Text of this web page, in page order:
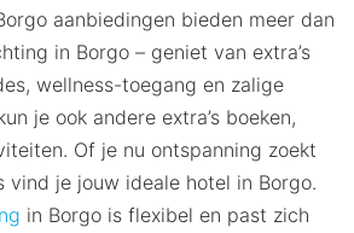
aanbiedingen bieden meer dan
in Borgo – geniet van extra’s
wellness-toegang en zalige
je ook andere extra’s boeken,
Of je nu ontspanning zoekt
vind je jouw ideale hotel in Borgo.
in Borgo is flexibel en past zich